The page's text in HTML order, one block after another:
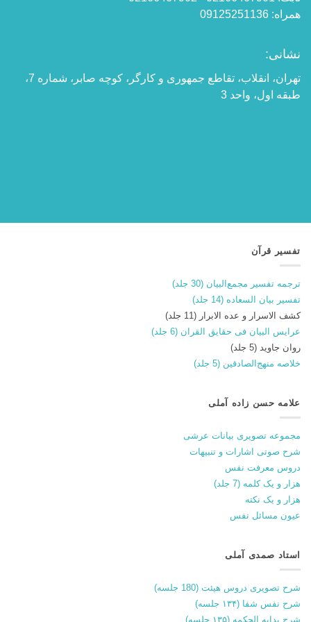
همراه: 09125251136
نشانی:
تهران، انقلاب، تقاطع جمهوری و کارگر، کوچه صابر، شماره 7،
طبقه اول، واحد 3
تفسیر قرآن
ترجمه تفسیر مجمع‌البیان (30 جلد)
تفسیر بیان السعاده (14 جلد)
کشف الاسرار و عده الابرار (11 جلد)
عرایس البیان فی حقایق القران (6 جلد)
روان جاوید (5 جلد)
خلاصه منهج‌الصادقین (5 جلد)
علامه حسن زاده آملی
مجموعه تصویری بیانات عرشی
شرح صوتی اشارات و تنبیهات
دروس معرفت نفس
هزار و یک کلمه (7 جلد)
هزار و یک نکته
عیون مسائل نفس
استاد صمدی آملی
شرح تصویری دروس هیئت (180 جلسه)
شرح نفس شفا (۱۳۴ جلسه)
شرح بدایه الحکمه (۱۳۵ جلسه)